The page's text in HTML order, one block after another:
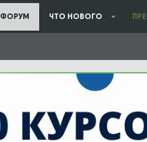
ФОРУМ ЧТО НОВОГО